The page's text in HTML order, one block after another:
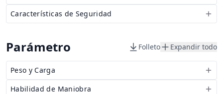
Características de Seguridad
Parámetro Folleto Expandir todo
Peso y Carga
Habilidad de Maniobra